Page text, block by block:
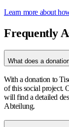
Learn more about
Frequently
What does a
With a donation to
of this social project.
will find a detailed
Abteilung.